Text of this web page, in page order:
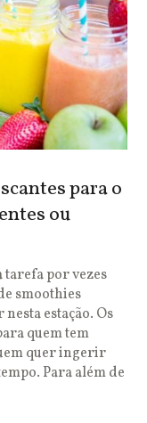
para o
ou
por vezes
smoothies
estação. Os
quem tem
quer ingerir
Para além de